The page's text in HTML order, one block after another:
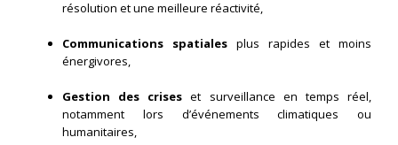
résolution et une meilleure réactivité,
Communications spatiales plus rapides et moins
énergivores,
Gestion des crises et surveillance en temps réel,
notamment lors d’événements climatiques ou
humanitaires,